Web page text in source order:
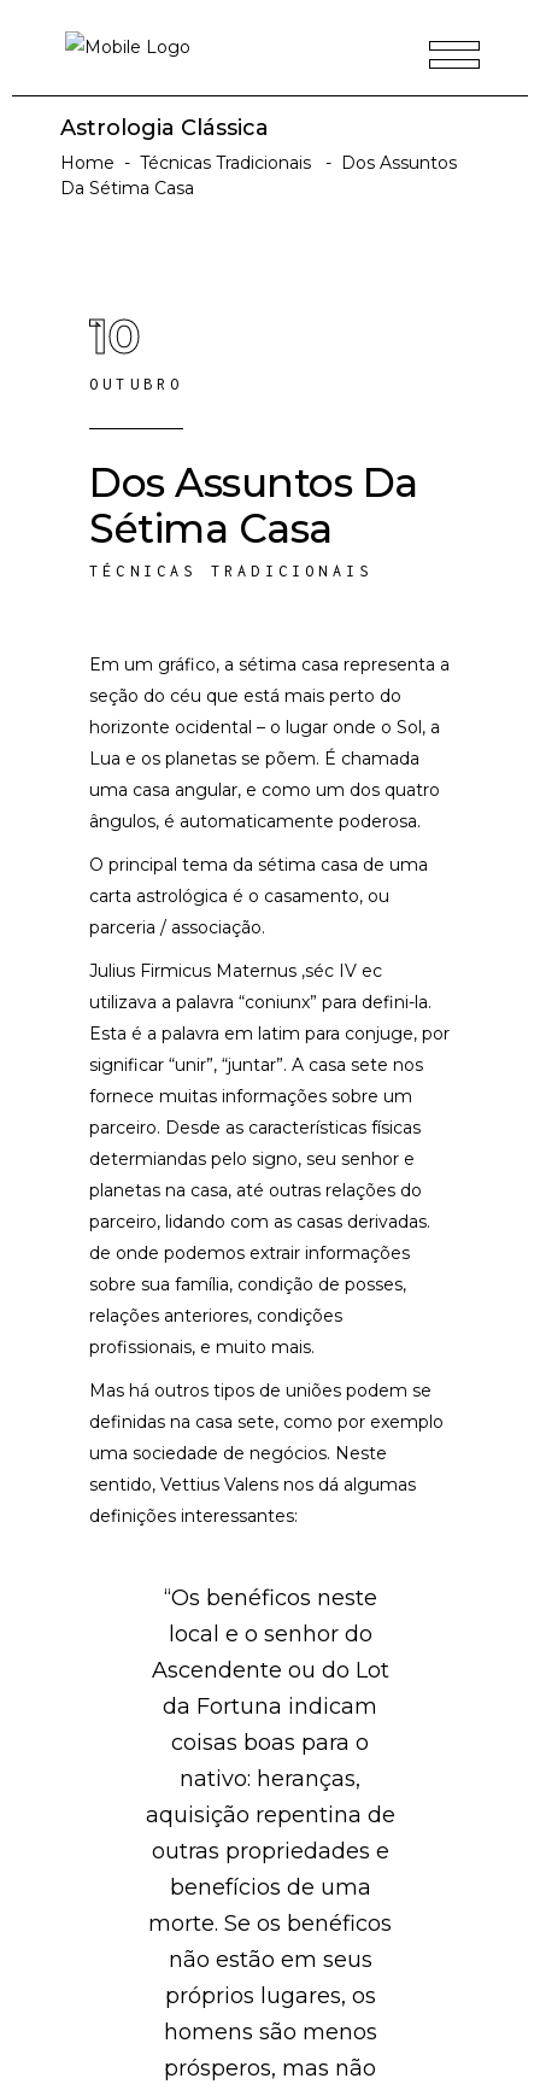
Astrologia Clássica
Home - Técnicas Tradicionais - Dos Assuntos
Da Sétima Casa
10
OUTUBRO
Dos Assuntos Da
Sétima Casa
TÉCNICAS TRADICIONAIS
Em um gráfico, a sétima casa representa a
seção do céu que está mais perto do
horizonte ocidental – o lugar onde o Sol, a
Lua e os planetas se põem. É chamada
uma casa angular, e como um dos quatro
ângulos, é automaticamente poderosa.
O principal tema da sétima casa de uma
carta astrológica é o casamento, ou
parceria / associação.
Julius Firmicus Maternus ,séc IV ec
utilizava a palavra “coniunx” para defini-la.
Esta é a palavra em latim para conjuge, por
significar “unir”, “juntar”. A casa sete nos
fornece muitas informações sobre um
parceiro. Desde as características físicas
determiandas pelo signo, seu senhor e
planetas na casa, até outras relações do
parceiro, lidando com as casas derivadas.
de onde podemos extrair informações
sobre sua família, condição de posses,
relações anteriores, condições
profissionais, e muito mais.
Mas há outros tipos de uniões podem se
definidas na casa sete, como por exemplo
uma sociedade de negócios. Neste
sentido, Vettius Valens nos dá algumas
definições interessantes:
“Os benéficos neste
local e o senhor do
Ascendente ou do Lot
da Fortuna indicam
coisas boas para o
nativo: heranças,
aquisição repentina de
outras propriedades e
benefícios de uma
morte. Se os benéficos
não estão em seus
próprios lugares, os
homens são menos
prósperos, mas não